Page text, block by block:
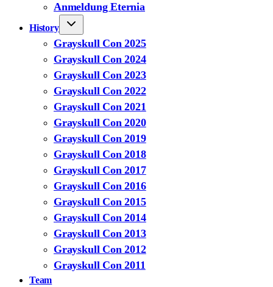
Anmeldung Eternia
History
Grayskull Con 2025
Grayskull Con 2024
Grayskull Con 2023
Grayskull Con 2022
Grayskull Con 2021
Grayskull Con 2020
Grayskull Con 2019
Grayskull Con 2018
Grayskull Con 2017
Grayskull Con 2016
Grayskull Con 2015
Grayskull Con 2014
Grayskull Con 2013
Grayskull Con 2012
Grayskull Con 2011
Team